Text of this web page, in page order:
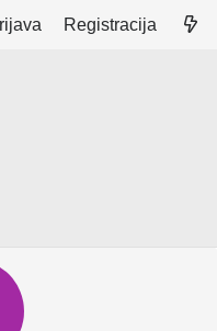
Registracija